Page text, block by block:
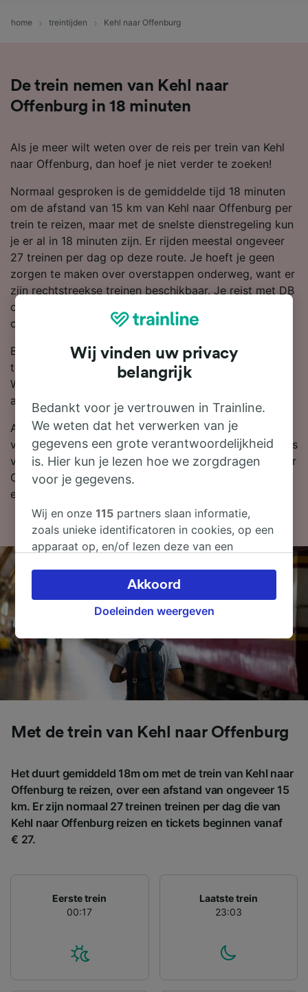
home treintijden Kehl naar Offenburg
De trein nemen van Kehl naar
Offenburg in 18 minuten
Als je meer wilt weten over de reis per trein van Kehl
naar Offenburg, dan hoef je niet verder te zoeken!
Normaal gesproken is de gemiddelde tijd 18 minuten
om de afstand van 15 km van Kehl naar Offenburg per
trein te reizen, maar met de snelste dienstregeling kun
je er al in 18 minuten zijn. Er rijden meestal ongeveer
27 treinen per dag op deze route. Je hoeft je geen
zorgen te maken over overstappen onderweg, want er
zijn rechtstreekse treinen beschikbaar. Je reist met DB
of SNCF, daar deze de grootste treinmaatschappijen
op deze route zijn.
Boek je treinkaartjes van Kehl naar Offenburg van
tevoren, in plaats van op de dag zelf, al vanaf €27.00.
We laten altijd de goedkoopste prijzen eruit springen
als je in onze reisplanner zoekt.
Als je er klaar voor bent om te boeken, zoek dan
vandaag nog bij ons naar goedkope treinkaartjes. Lees
verder voor meer informatie over de reis per trein naar
Offenburg, zoals onze dienstregeling waarin je de
eerste en laatste treinen kunt bekijken.
Met de trein van Kehl naar Offenburg
Het duurt gemiddeld 18m om met de trein van Kehl naar
Offenburg te reizen, over een afstand van ongeveer 15
km. Er zijn normaal 27 treinen treinen per dag die van
Kehl naar Offenburg reizen en tickets beginnen vanaf
€ 27.
Eerste trein
00:17
Laatste trein
23:03
Wij vinden uw privacy
belangrijk
Bedankt voor je vertrouwen in Trainline.
We weten dat het verwerken van je
gegevens een grote verantwoordelijkheid
is. Hier kun je lezen hoe we zorgdragen
voor je gegevens.
Wij en onze115 partners slaan informatie,
zoals unieke identificatoren in cookies, op een
apparaat op, en/of lezen deze van een
verwerken. Je kunt je instellingen bevestigen
of wijzigen door hieronder te klikken.
Daaronder valt ook je recht om bezwaar te
verwerking een beroep op gerechtvaardigd
belangen wordt gemaakt. Je kunt deze
instellingen op elk moment wijzigen op de
pagina met onze privacyverklaring. Deze
doorgegeven en hebben geen invloed op
gevraagd om je niet te volgen.
Wij en onze partners verwerken gegevens
voor de volgende doeleinden:
Precieze geolocatiegegevens gebruiken. De
opslaan en/of openen. Gepersonaliseerde
advertenties en content, advertentie- en
contentmetingen, doelgroepenonderzoek en
ontwikkeling van diensten.
Partnerlijst (derden)
Doeleinden weergeven
Akkoord